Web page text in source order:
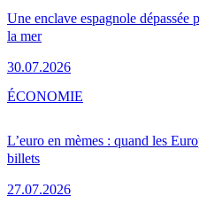
Une enclave espagnole
la mer
30.07.2026
L’euro en mèmes : quand les
billets
27.07.2026
ÉCONOMIE